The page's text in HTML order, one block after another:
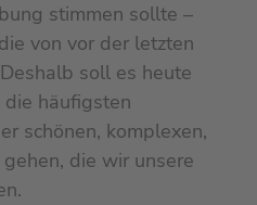
stimmen sollte –
von vor der letzten
soll es heute
häufigsten
schönen, komplexen,
die wir unsere